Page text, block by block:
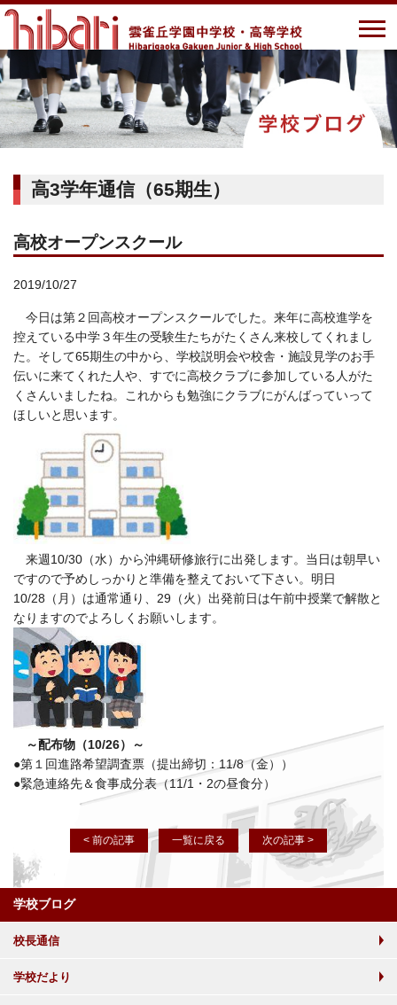
高3学年通信（65期生）
高校オープンスクール
2019/10/27
今日は第２回高校オープンスクールでした。来年に高校進学を
控えている中学３年生の受験生たちがたくさん来校してくれまし
た。そして65期生の中から、学校説明会や校舎・施設見学のお手
伝いに来てくれた人や、すでに高校クラブに参加している人がた
くさんいましたね。これからも勉強にクラブにがんばっていって
ほしいと思います。
来週10/30（水）から沖縄研修旅行に出発します。当日は朝早い
ですので予めしっかりと準備を整えておいて下さい。明日
10/28（月）は通常通り、29（火）出発前日は午前中授業で解散と
なりますのでよろしくお願いします。
～配布物（10/26）～
●第１回進路希望調査票（提出締切：11/8（金））
●緊急連絡先＆食事成分表（11/1・2の昼食分）
< 前の記事 一覧に戻る 次の記事 >
学校ブログ
校長通信
学校だより